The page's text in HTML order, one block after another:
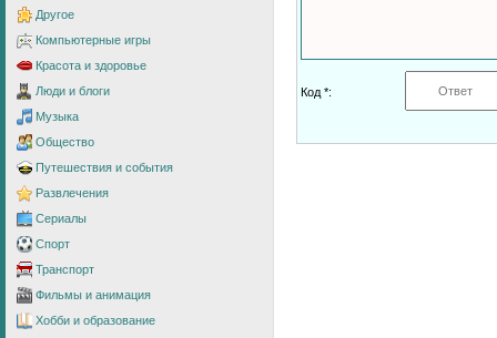
Другое
Компьютерные игры
Красота и здоровье
Люди и блоги
Музыка
Общество
Путешествия и события
Развлечения
Сериалы
Спорт
Транспорт
Фильмы и анимация
Хобби и образование
Код *: